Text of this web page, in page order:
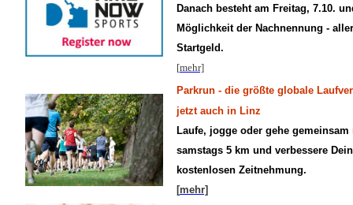
Danach besteht am Freitag, 7.10.
Möglichkeit der Nachnennung -
Startgeld.
[mehr]
Parkrun - die größte globale
jetzt auch in Linz
Laufe, jogge oder gehe
samstags 5 km und verbessere
kostenlosen Zeitnehmung.
[mehr]